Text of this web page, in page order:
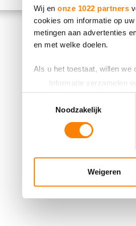
Wij en onze 1022 partners
cookies om informatie op
metingen aan advertenties
en met welke doelen.
Als u het toestaat, willen we
Informatie verzamelen
Uw apparaat
Lees meer over hoe uw
toestemming op elk
websiteverkeer te
media, adverteren en
Noodzakelijk
Weigeren